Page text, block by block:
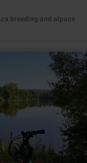
breeding and alpaca